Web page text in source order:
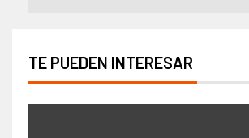
TE PUEDEN INTERESAR